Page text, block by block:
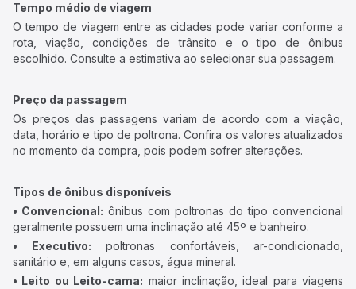
Tempo médio de viagem
O tempo de viagem entre as cidades pode variar conforme a
rota, viação, condições de trânsito e o tipo de ônibus
escolhido. Consulte a estimativa ao selecionar sua passagem.
Preço da passagem
Os preços das passagens variam de acordo com a viação,
data, horário e tipo de poltrona. Confira os valores atualizados
no momento da compra, pois podem sofrer alterações.
Tipos de ônibus disponíveis
• Convencional: ônibus com poltronas do tipo convencional
geralmente possuem uma inclinação até 45º e banheiro.
• Executivo: poltronas confortáveis, ar-condicionado,
sanitário e, em alguns casos, água mineral.
• Leito ou Leito-cama: maior inclinação, ideal para viagens